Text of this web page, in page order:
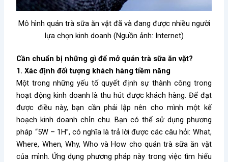
Mô hình quán trà sữa ăn vặt đã và đang được nhiều người
lựa chọn kinh doanh (Nguồn ảnh: Internet)
Cần chuẩn bị những gì để mở quán trà sữa ăn vặt?
1. Xác định đối tượng khách hàng tiềm năng
Một trong những yếu tố quyết định sự thành công trong
hoạt động kinh doanh là thu hút được khách hàng. Để đạt
được điều này, bạn cần phải lập nên cho mình một kế
hoạch kinh doanh chỉn chu. Bạn có thể sử dụng phương
pháp “5W – 1H”, có nghĩa là trả lời được các câu hỏi: What,
Where, When, Why, Who và How cho quán trà sữa ăn vặt
của mình. Ứng dụng phương pháp này trong việc tìm hiểu